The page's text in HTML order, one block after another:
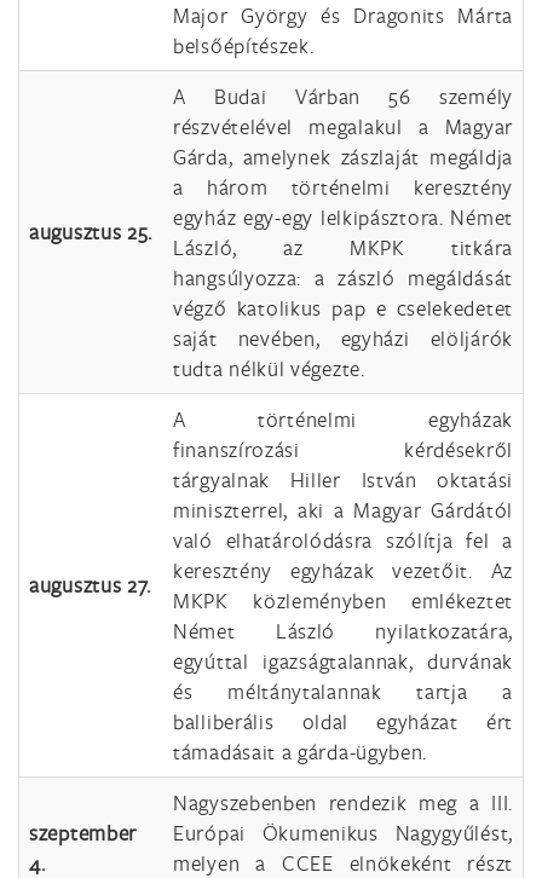
Major György és Dragonits Márta
belsőépítészek.
augusztus 25.
A Budai Várban 56 személy
részvételével megalakul a Magyar
Gárda, amelynek zászlaját megáldja
a három történelmi keresztény
egyház egy-egy lelkipásztora. Német
László, az MKPK titkára
hangsúlyozza: a zászló megáldását
végző katolikus pap e cselekedetet
saját nevében, egyházi elöljárók
tudta nélkül végezte.
augusztus 27.
A történelmi egyházak
finanszírozási kérdésekről
tárgyalnak Hiller István oktatási
miniszterrel, aki a Magyar Gárdától
való elhatárolódásra szólítja fel a
keresztény egyházak vezetőit. Az
MKPK közleményben emlékeztet
Német László nyilatkozatára,
egyúttal igazságtalannak, durvának
és méltánytalannak tartja a
balliberális oldal egyházat ért
támadásait a gárda-ügyben.
szeptember
4.
Nagyszebenben rendezik meg a III.
Európai Ökumenikus Nagygyűlést,
melyen a CCEE elnökeként részt